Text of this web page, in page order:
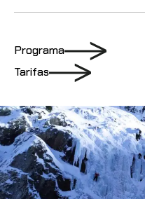
Programa
Tarifas